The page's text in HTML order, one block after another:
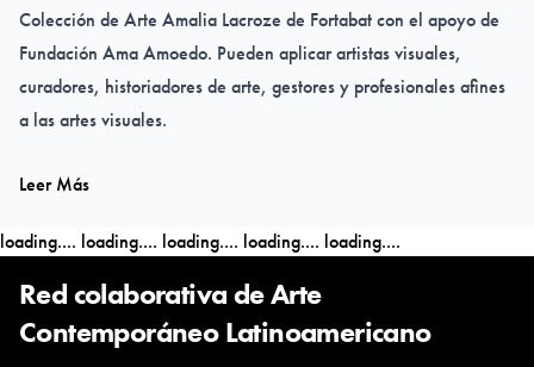
Colección de Arte Amalia Lacroze de Fortabat con el apoyo de
Fundación Ama Amoedo. Pueden aplicar artistas visuales,
curadores, historiadores de arte, gestores y profesionales afines
a las artes visuales.
Se abordarán herramientas prácticas para:
-Armado de archivo
-Catalogación de obra
-Utilización de plataformas de registro online gratuitas
-Aspectos legales sobre obras y archivos
Leer Más
loading.... loading.... loading.... loading.... loading....
Red colaborativa de Arte
Contemporáneo Latinoamericano